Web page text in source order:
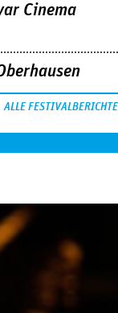
Cinema
ALLE FESTIVALBERICHTE